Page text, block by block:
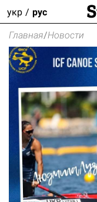
укр рус
Главная/Новости